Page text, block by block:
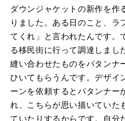
ダウンジャケットの新作を作
りました。ある日のこと、ラ
てくれ」と言われたんです。
る移民街に行って調達しまし
縫い合わせたものをパタンナ
ひいてもらうんです。デザイ
ーンを依頼するとパタンナー
れ、こちらが思い描いていた
ていたりするからです。自分